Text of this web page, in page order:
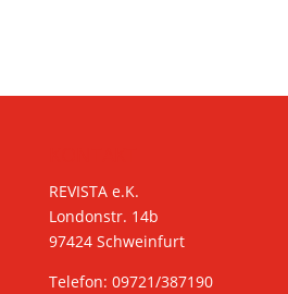
REVISTA e.K.
Londonstr. 14b
97424 Schweinfurt
Telefon: 09721/387190